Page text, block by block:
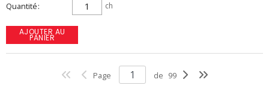
Quantité ch
AJOUTER AU
PANIER
Page de 99